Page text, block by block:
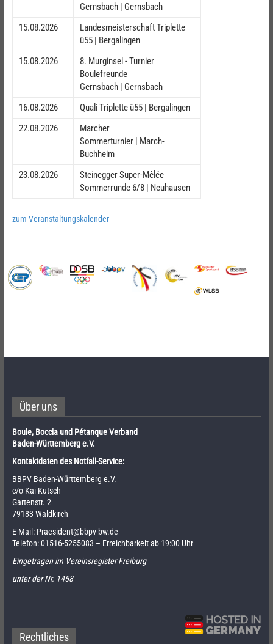
Gernsbach | Gernsbach
15.08.2026
Landesmeisterschaft Triplette
ü55 | Bergalingen
15.08.2026
8. Murginsel - Turnier
Boulefreunde
Gernsbach | Gernsbach
16.08.2026
Quali Triplette ü55 | Bergalingen
22.08.2026
Marcher
Sommerturnier | March-
Buchheim
23.08.2026
Steinegger Super-Mêlée
Sommerrunde 6/8 | Neuhausen
zum Veranstaltungskalender
Über uns
Boule, Boccia und Pétanque Verband
Baden-Württemberg e.V.
Kontaktdaten des Notfall-Service:
BBPV Baden-Württemberg e.V.
c/o Kai Kutsch
Gartenstr. 2
79183 Waldkirch
E-Mail: Praesident@bbpv-bw.de
Telefon:01516-5255083 – Erreichbarkeit ab 19:00 Uhr
Eingetragen im Vereinsregister Freiburg
unter der Nr. 1458
Rechtliches